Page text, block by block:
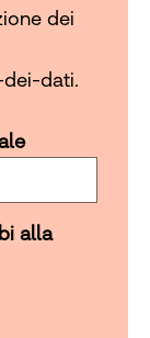
dei
dati.
alla